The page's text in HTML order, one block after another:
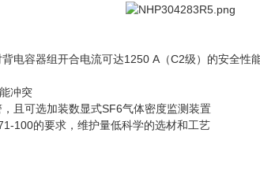
电容器组开合电流可达1250 A（C2级）的安全性
冲突
且可选加装数显式SF6气体密度监测装置
100的要求，维护量低科学的选材和工艺